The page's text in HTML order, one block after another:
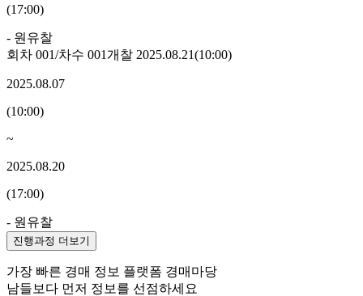
(17:00)
- 원 유찰
회차 001/차수 001개찰 2025.08.21(10:00)
2025.08.07
(10:00)
~
2025.08.20
(17:00)
- 원 유찰
진행과정 더보기
가장 빠른 경매 정보 플랫폼 경매마당
남들보다 먼저 정보를 선점하세요